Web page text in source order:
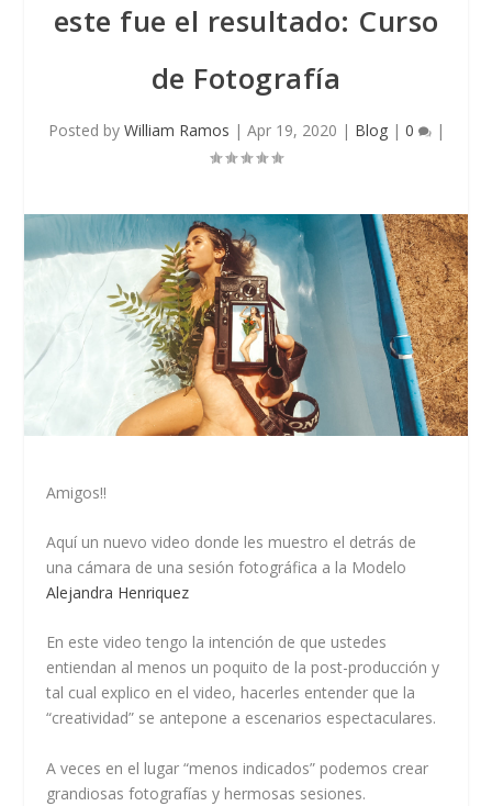
este fue el resultado: Curso
de Fotografía
Posted by William Ramos | Apr 19, 2020 | Blog| 0 |
Amigos!!
Aquí un nuevo video donde les muestro el detrás de
una cámara de una sesión fotográfica a la Modelo
Alejandra Henriquez
En este video tengo la intención de que ustedes
entiendan al menos un poquito de la post-producción y
tal cual explico en el video, hacerles entender que la
“creatividad” se antepone a escenarios espectaculares.
A veces en el lugar “menos indicados” podemos crear
grandiosas fotografías y hermosas sesiones.